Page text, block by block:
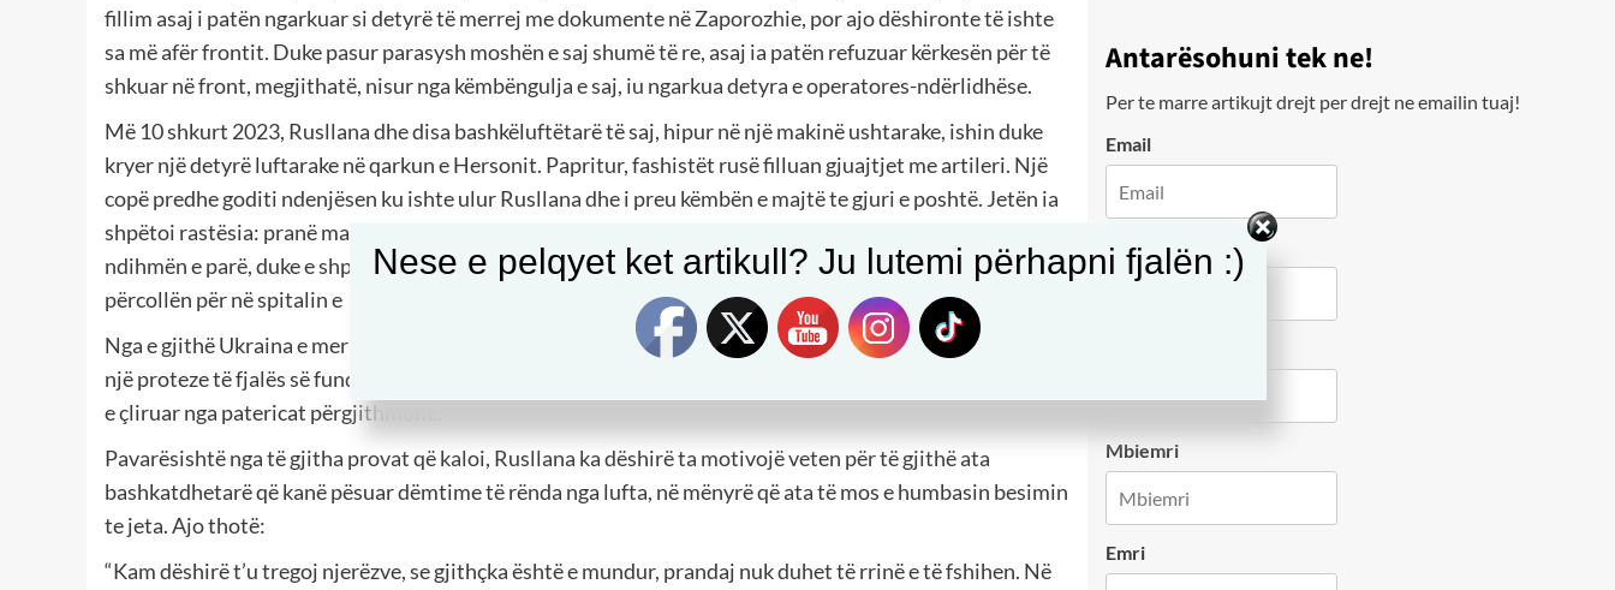
fillim asaj i patën ngarkuar si detyrë të merrej me dokumente në Zaporozhie, por ajo dëshironte të ishte
sa më afër frontit. Duke pasur parasysh moshën e saj shumë të re, asaj ia patën refuzuar kërkesën për të
shkuar në front, megjithatë, nisur nga këmbëngulja e saj, iu ngarkua detyra e operatores-ndërlidhëse.
Më 10 shkurt 2023, Rusllana dhe disa bashkëluftëtarë të saj, hipur në një makinë ushtarake, ishin duke
kryer një detyrë luftarake në qarkun e Hersonit. Papritur, fashistët rusë filluan gjuajtjet me artileri. Një
copë predhe goditi ndenjësen ku ishte ulur Rusllana dhe i preu këmbën e majtë te gjuri e poshtë. Jetën ia
shpëtoi rastësia: pranë makinës së tyre po kalonin specialistët e shërbimit sanitar. Pikërisht ata i dhanë
ndihmën e parë, duke e shpëtuar nga vdekja e sigurt për shkak të rrjedhjes së gjakut. Mandej Rusllanën e
përcollën për në spitalin e qyteti më të afërt. Atje, pasi e mjekuan, e nisën menjëherë për në Odesë.
Nga e gjithë Ukraina e merrnin në telefon pa pushim. Qytetarët i afruan ndihmë financiare për blerjen e
një proteze të fjalës së fundit në Gjermani. Proteza erdhi dhe mjekët ia vendosën me shumë kujdes, duke
e çliruar nga patericat përgjithmonë.
Pavarësishtë nga të gjitha provat që kaloi, Rusllana ka dëshirë ta motivojë veten për të gjithë ata
bashkatdhetarë që kanë pësuar dëmtime të rënda nga lufta, në mënyrë që ata të mos e humbasin besimin
te jeta. Ajo thotë:
“Kam dëshirë t’u tregoj njerëzve, se gjithçka është e mundur, prandaj nuk duhet të rrinë e të fshihen. Në
Antarësohuni tek ne!
Per te marre artikujt drejt per drejt ne emailin tuaj!
Email
City
Mbiemri
Emri
Nese e pelqyet ket artikull? Ju lutemi përhapni fjalën :)